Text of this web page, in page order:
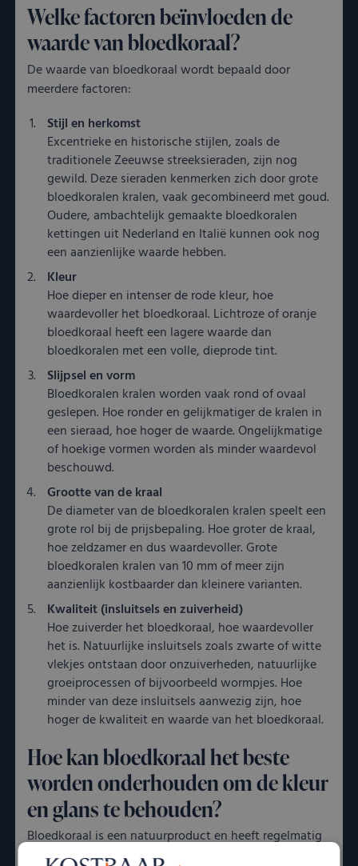
Welke factoren beïnvloeden de
waarde van bloedkoraal?
De waarde van bloedkoraal wordt bepaald door
meerdere factoren:
Stijl en herkomst
Excentrieke en historische stijlen, zoals de
traditionele Zeeuwse streeksieraden, zijn nog
gewild. Deze sieraden kenmerken zich door grote
bloedkoralen kralen, vaak gecombineerd met goud.
Oudere, ambachtelijk gemaakte bloedkoralen
kettingen uit Nederland en Italië kunnen ook nog
een aanzienlijke waarde hebben.
Kleur
Hoe dieper en intenser de rode kleur, hoe
waardevoller het bloedkoraal. Lichtroze of oranje
bloedkoraal heeft een lagere waarde dan
bloedkoralen met een volle, dieprode tint.
Slijpsel en vorm
Bloedkoralen kralen worden vaak rond of ovaal
geslepen. Hoe ronder en gelijkmatiger de kralen in
een sieraad, hoe hoger de waarde. Ongelijkmatige
of hoekige vormen worden als minder waardevol
beschouwd.
Grootte van de kraal
De diameter van de bloedkoralen kralen speelt een
grote rol bij de prijsbepaling. Hoe groter de kraal,
hoe zeldzamer en dus waardevoller. Grote
bloedkoralen kralen van 10 mm of meer zijn
aanzienlijk kostbaarder dan kleinere varianten.
Kwaliteit (insluitsels en zuiverheid)
Hoe zuiverder het bloedkoraal, hoe waardevoller
het is. Natuurlijke insluitsels zoals zwarte of witte
vlekjes ontstaan door onzuiverheden, natuurlijke
groeiprocessen of bijvoorbeeld wormpjes. Hoe
minder van deze insluitsels aanwezig zijn, hoe
hoger de kwaliteit en waarde van het bloedkoraal.
Hoe kan bloedkoraal het beste
worden onderhouden om de kleur
en glans te behouden?
Bloedkoraal is een natuurproduct en heeft regelmatig
onderhoud nodig om de glans en kleur te behouden.